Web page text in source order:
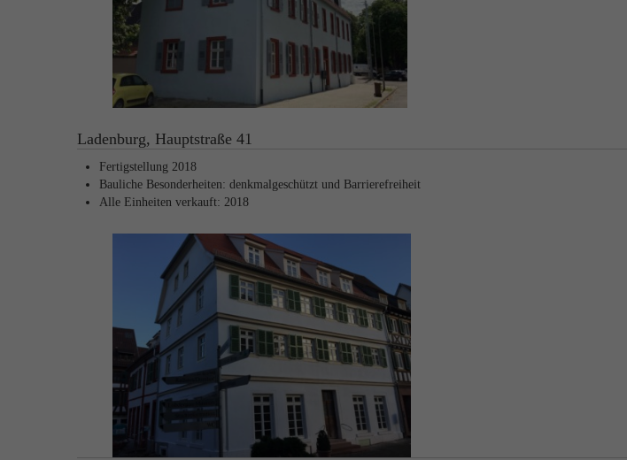
Ladenburg, Hauptstraße 41
Fertigstellung 2018
Bauliche Besonderheiten: denkmalgeschützt und Barrierefreiheit
Alle Einheiten verkauft: 2018